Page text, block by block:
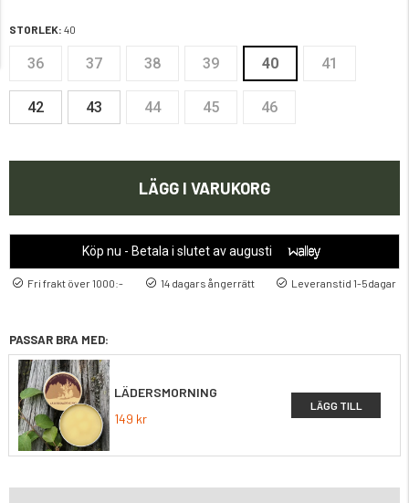
STORLEK: 40
36 37 38 39 40 41
42 43 44 45 46
LÄGG I VARUKORG
Köp nu - Betala i slutet av augusti
Fri frakt över 1000:- 14 dagars ångerrätt Leveranstid 1-5dagar
PASSAR BRA MED:
LÄDERSMORNING
149 kr
LÄGG TILL